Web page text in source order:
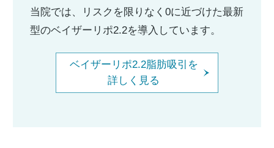
当院では、リスクを限りなく0に近づけた最新
型のベイザーリポ2.2を導入しています。
ベイザーリポ2.2脂肪吸引を
詳しく見る